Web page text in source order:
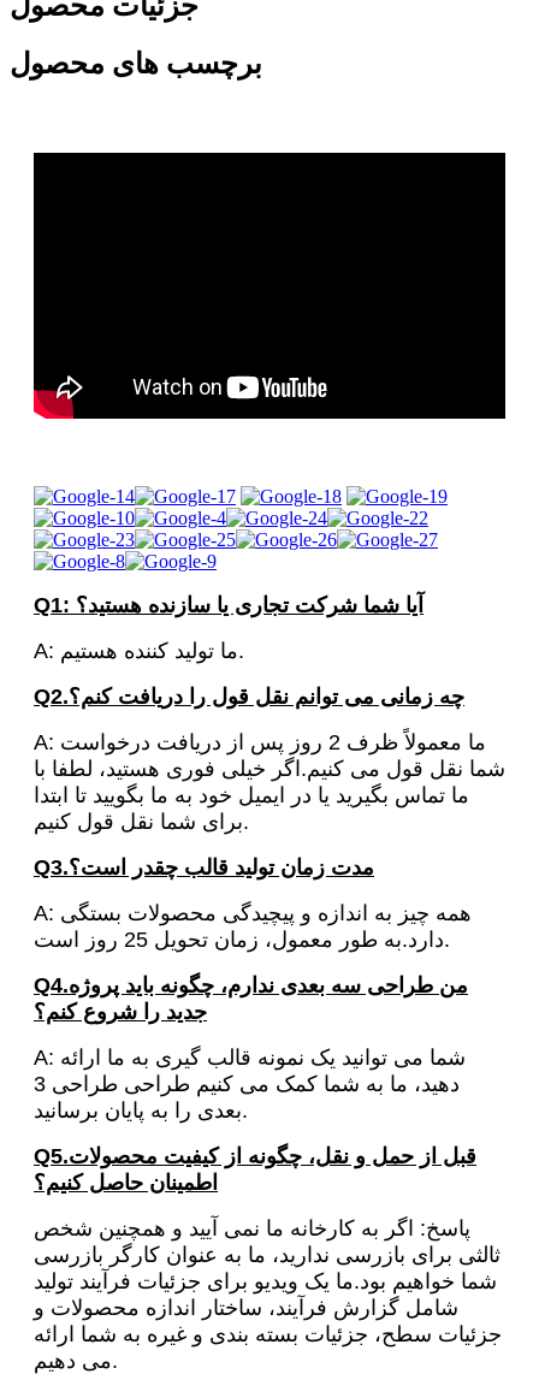
جزئیات محصول
برچسب های محصول
Q1: آیا شما شرکت تجاری یا سازنده هستید؟
A: ما تولید کننده هستیم.
Q2.چه زمانی می توانم نقل قول را دریافت کنم؟
A: ما معمولاً ظرف 2 روز پس از دریافت درخواست
شما نقل قول می کنیم.اگر خیلی فوری هستید، لطفا با
ما تماس بگیرید یا در ایمیل خود به ما بگویید تا ابتدا
برای شما نقل قول کنیم.
Q3.مدت زمان تولید قالب چقدر است؟
A: همه چیز به اندازه و پیچیدگی محصولات بستگی
دارد.به طور معمول، زمان تحویل 25 روز است.
Q4.من طراحی سه بعدی ندارم، چگونه باید پروژه
جدید را شروع کنم؟
A: شما می توانید یک نمونه قالب گیری به ما ارائه
دهید، ما به شما کمک می کنیم طراحی طراحی 3
بعدی را به پایان برسانید.
Q5.قبل از حمل و نقل، چگونه از کیفیت محصولات
اطمینان حاصل کنیم؟
پاسخ: اگر به کارخانه ما نمی آیید و همچنین شخص
ثالثی برای بازرسی ندارید، ما به عنوان کارگر بازرسی
شما خواهیم بود.ما یک ویدیو برای جزئیات فرآیند تولید
شامل گزارش فرآیند، ساختار اندازه محصولات و
جزئیات سطح، جزئیات بسته بندی و غیره به شما ارائه
می دهیم.